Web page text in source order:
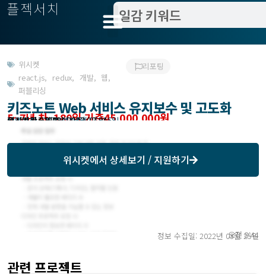
플젝서치
위시켓
react.js, redux, 개발, 웹,
퍼블리싱
리포팅
키즈노트 Web 서비스 유지보수 및 고도화
5~7년 차, 180일 기준45,000,000원
작업방식 : 기간제(상주)
모집기한 : 2022년 04월 07일 6일
예상기간 : 180일
위시켓등록일자 : 2022.03.24.
위시켓에서 상세보기 / 지원하기
정보 수집일: 2022년 03월 25일
오전 8:44
관련 프로젝트